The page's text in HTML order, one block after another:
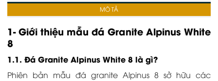
MÔ TẢ
1- Giới thiệu mẫu đá Granite Alpinus White
8
1.1. Đá Granite Alpinus White 8 là gì?
Phiên bản mẫu đá granite Alpinus 8 sở hữu các